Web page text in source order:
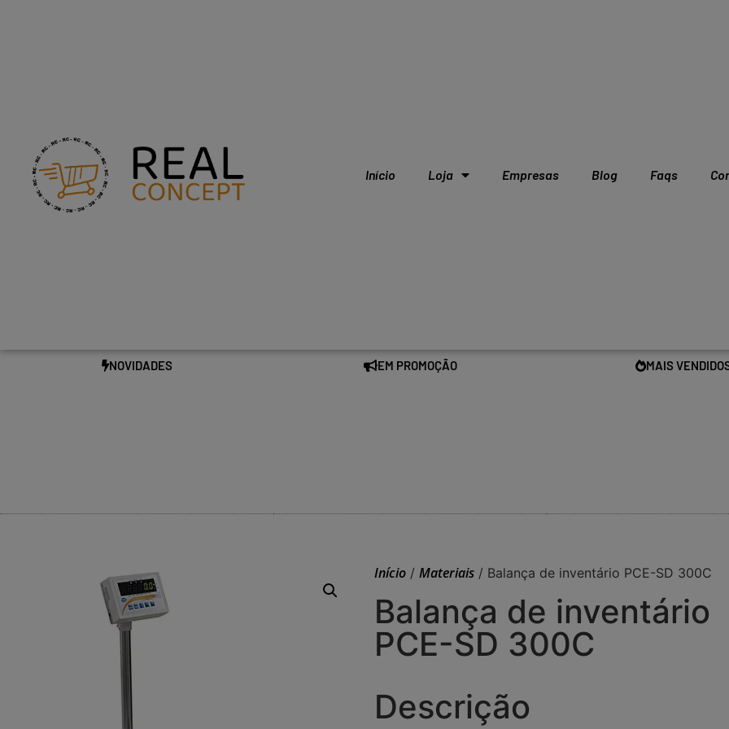
Início Loja Empresas Blog Faqs
NOVIDADES EM PROMOÇÃO MAIS
Início / Materiais / Balança de inventário PCE-SD 300C
Balança de inventário
PCE-SD 300C
Descrição